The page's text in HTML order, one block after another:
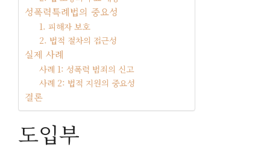
성폭력특례법의 중요성
1. 피해자 보호
2. 법적 절차의 접근성
실제 사례
사례 1: 성폭력 범죄의 신고
사례 2: 법적 지원의 중요성
결론
도입부